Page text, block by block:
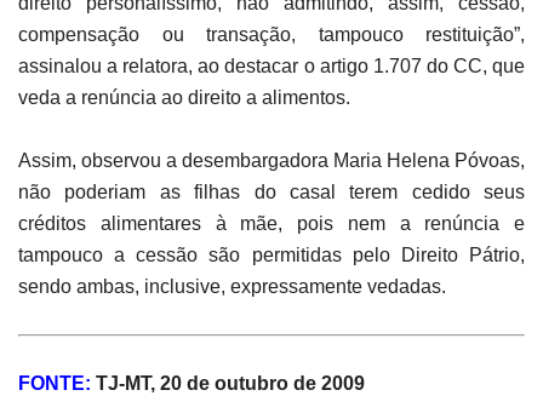
compensação ou transação, tampouco restituição”,
assinalou a relatora, ao destacar o artigo 1.707 do CC, que
veda a renúncia ao direito a alimentos.
Assim, observou a desembargadora Maria Helena Póvoas,
não poderiam as filhas do casal terem cedido seus
créditos alimentares à mãe, pois nem a renúncia e
tampouco a cessão são permitidas pelo Direito Pátrio,
sendo ambas, inclusive, expressamente vedadas.
FONTE: TJ-MT, 20 de outubro de 2009